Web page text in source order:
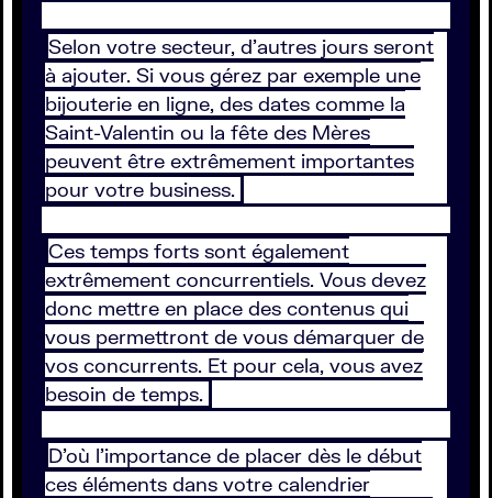
Selon votre secteur, d’autres jours seront
à ajouter. Si vous gérez par exemple une
bijouterie en ligne, des dates comme la
Saint-Valentin ou la fête des Mères
peuvent être extrêmement importantes
pour votre business.
Ces temps forts sont également
extrêmement concurrentiels. Vous devez
donc mettre en place des contenus qui
vous permettront de vous démarquer de
vos concurrents. Et pour cela, vous avez
besoin de temps.
D’où l’importance de placer dès le début
ces éléments dans votre calendrier